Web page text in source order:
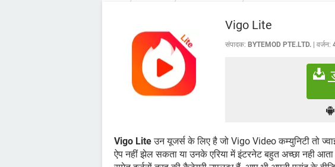
Vigo Lite
संपादक: BYTEMOD PTE.LTD. वर्जन:
Vigo Liteउन यूजर्स के लिए है जो Vigo Video कम्युनिटी तो
ऐप नहीं झेल सकता या उनके एरिया में इंटरनेट बहुत अच्छा नही